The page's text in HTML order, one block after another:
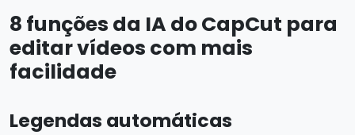
8 funções da IA do CapCut para
editar vídeos com mais
facilidade
Legendas automáticas